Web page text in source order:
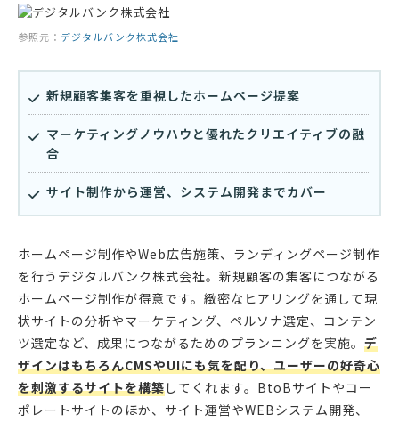
参照元： デジタルバンク株式会社
新規顧客集客を重視したホームページ提案
マーケティングノウハウと優れたクリエイティブの融
合
サイト制作から運営、システム開発までカバー
ホームページ制作やWeb広告施策、ランディングページ制作
を行うデジタルバンク株式会社。新規顧客の集客につながる
ホームページ制作が得意です。緻密なヒアリングを通して現
状サイトの分析やマーケティング、ペルソナ選定、コンテン
ツ選定など、成果につながるためのプランニングを実施。 デ
ザインはもちろんCMSやUIにも気を配り、ユーザーの好奇心
を刺激するサイトを構築してくれます。BtoBサイトやコー
ポレートサイトのほか、サイト運営やWEBシステム開発、